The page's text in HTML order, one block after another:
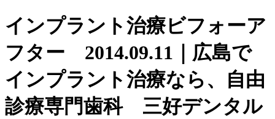
インプラント治療ビフォーア
フター 2014.09.11｜広島で
インプラント治療なら、自由
診療専門歯科 三好デンタル